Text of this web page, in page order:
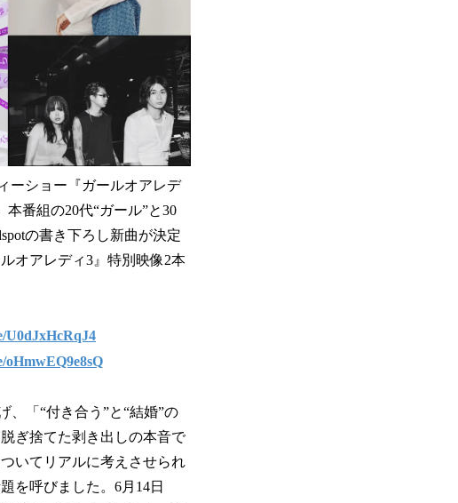
込
み
中
で
す
ーショー『ガールオアレデ
番組の20代“ガール”と30
の書き下ろし新曲が決定
オアレディ3』特別映像2本
U0dJxHcRqJ4
oHmwEQ9e8sQ
、「“付き合う”と“結婚”の
ぎ捨てた剥き出しの本音で
いてリアルに考えさせられ
を呼びました。6月14日